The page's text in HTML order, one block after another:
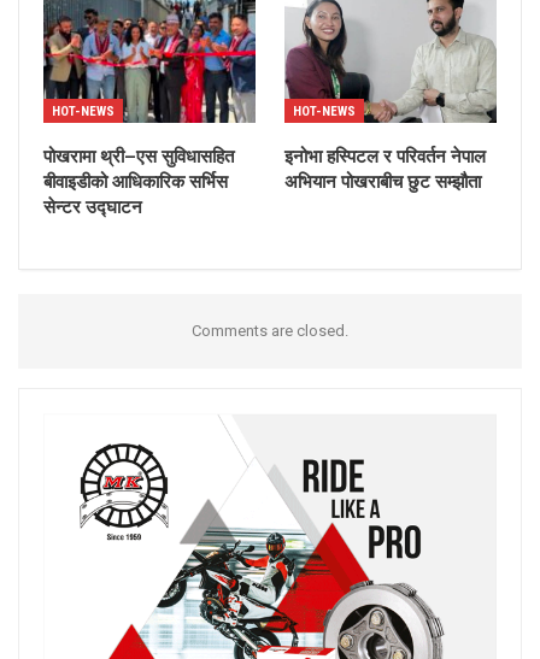
HOT-NEWS
पोखरामा थ्री–एस सुविधासहित
बीवाइडीको आधिकारिक सर्भिस
सेन्टर उद्घाटन
HOT-NEWS
इनोभा हस्पिटल र परिवर्तन नेपाल
अभियान पोखराबीच छुट सम्झौता
Comments are closed.